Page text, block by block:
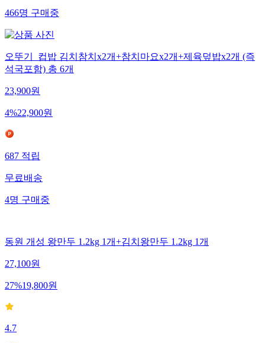
466명구매중
오뚜기_컵밥 김치참치x2개+참치마요x2개+제육덮밥x2개 (즉
석국포함) 총 6개
23,900원
4%22,900원
687적립
무료배송
4명구매중
동원 개성 왕만두 1.2kg 1개+김치왕만두 1.2kg 1개
27,100원
27%19,800원
4.7